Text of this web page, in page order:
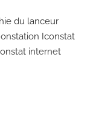
du lanceur
Iconstat
internet